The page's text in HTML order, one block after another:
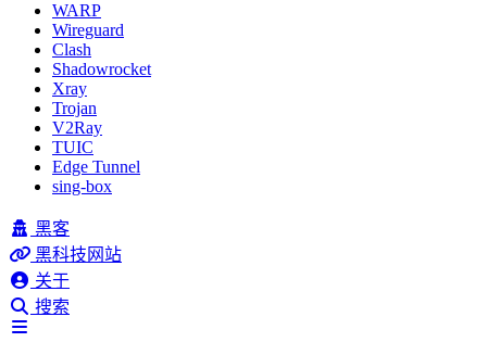
WARP
Wireguard
Clash
Shadowrocket
Xray
Trojan
V2Ray
TUIC
Edge Tunnel
sing-box
黑客
黑科技网站
关于
搜索